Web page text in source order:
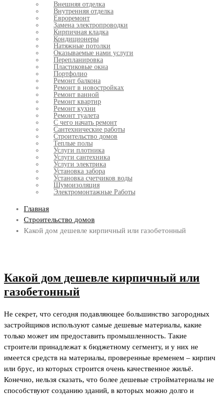
Внешняя отделка
Внутренняя отделка
Евроремонт
Замена электропроводки
Кирпичная кладка
Кондиционеры
Натяжные потолки
Оказываемые нами услуги
Перепланировка
Пластиковые окна
Портфолио
Ремонт балкона
Ремонт в новостройках
Ремонт ванной
Ремонт квартир
Ремонт кухни
Ремонт туалета
С чего начать ремонт
Сантехнические работы
Строительство домов
Теплые полы
Услуги плотника
Услуги сантехника
Услуги электрика
Установка забора
Установка счетчиков воды
Шумоизоляция
Электромонтажные Работы
Главная
Строительство домов
Какой дом дешевле кирпичный или газобетонный
Какой дом дешевле кирпичный или
газобетонный
Не секрет, что сегодня подавляющее большинство загородных
застройщиков используют самые дешевые материалы, какие
только может им предоставить промышленность. Такие
строители принадлежат к бюджетному сегменту, и у них не
имеется средств на материалы, проверенные временем – кирпич
или брус, из которых строится очень качественное жильё.
Конечно, нельзя сказать, что более дешевые стройматериалы не
способствуют созданию зданий, в которых можно долго и